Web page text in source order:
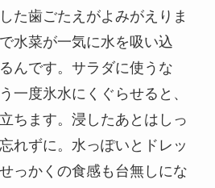
た歯ごたえがよみがえりま
水菜が一気に水を吸い込
んです。サラダに使うな
一度氷水にくぐらせると、
ちます。浸したあとはしっ
れずに。水っぽいとドレッ
っかくの食感も台無しにな